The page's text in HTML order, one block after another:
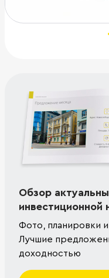
Обзор
инвестиционной
Фото, планировки
Лучшие
доходностью